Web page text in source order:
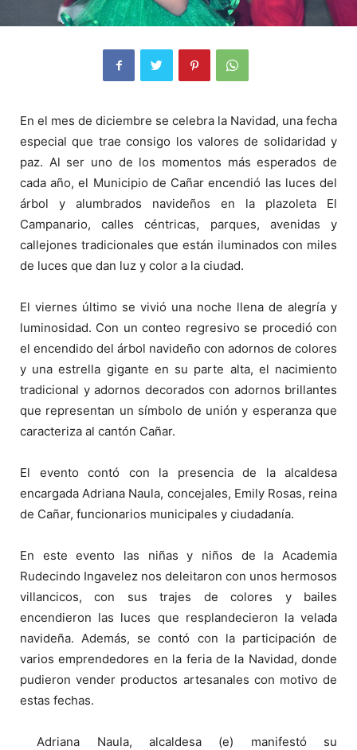
En el mes de diciembre se celebra la Navidad, una fecha
especial que trae consigo los valores de solidaridad y
paz. Al ser uno de los momentos más esperados de
cada año, el Municipio de Cañar encendió las luces del
árbol y alumbrados navideños en la plazoleta El
Campanario, calles céntricas, parques, avenidas y
callejones tradicionales que están iluminados con miles
de luces que dan luz y color a la ciudad.
El viernes último se vivió una noche llena de alegría y
luminosidad. Con un conteo regresivo se procedió con
el encendido del árbol navideño con adornos de colores
y una estrella gigante en su parte alta, el nacimiento
tradicional y adornos decorados con adornos brillantes
que representan un símbolo de unión y esperanza que
caracteriza al cantón Cañar.
El evento contó con la presencia de la alcaldesa
encargada Adriana Naula, concejales, Emily Rosas, reina
de Cañar, funcionarios municipales y ciudadanía.
En este evento las niñas y niños de la Academia
Rudecindo Ingavelez nos deleitaron con unos hermosos
villancicos, con sus trajes de colores y bailes
encendieron las luces que resplandecieron la velada
navideña. Además, se contó con la participación de
varios emprendedores en la feria de la Navidad, donde
pudieron vender productos artesanales con motivo de
estas fechas.
Adriana Naula, alcaldesa (e) manifestó su